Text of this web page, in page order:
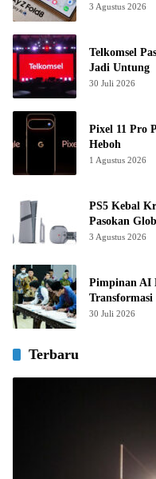
3 Agustus 2026
Telkomsel
Jadi Untung
30 Juli 2026
Pixel 11 Pro
Heboh
1 Agustus 2026
PS5 Kebal
Pasokan
3 Agustus 2026
Pimpinan AI
30 Juli 2026
Terbaru